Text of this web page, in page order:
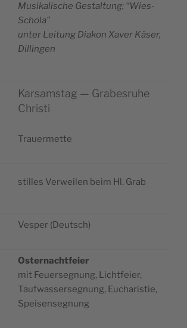
Musi­ka­li­sche Gestal­tung: “Wies-
Scho­la”
unter Lei­tung Dia­kon Xaver Käser,
Dillingen
Karsamstag — Grabesruhe
Christi
Trauer­met­te
stil­les Ver­wei­len beim Hl. Grab
Vesper (Deu­tsch)
Oster­na­cht­feier
mit Feuer­se­gnung, Lichtfeier,
Tau­f­was­ser­se­gnung, Eucha­ri­stie,
Speisensegnung